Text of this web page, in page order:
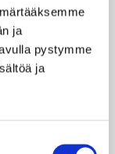
ja
pystymme
ja
myös